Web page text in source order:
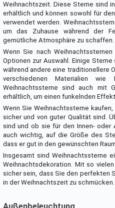
Weihnachtszeit. Diese Sterne sind
erhältlich und können sowohl für
verwendet werden.
um das Zuhause während der
gemütliche Atmosphäre zu schaffen.
Wenn Sie nach
Optionen zur Auswahl. Einige
während andere eine traditionellere
verschiedenen Materialien
Weihnachtssterne sind auch mit
erhältlich, um einen funkelnden
Wenn Sie Weihnachtssterne
sicher und von guter Qualität sind.
sind und ob sie für den Innen-
auch wichtig, auf die Größe des
dass er gut in den gewünschten
Insgesamt sind Weihnachtssterne
Weihnachtsdekoration. Mit so
sicher sein, dass Sie den perfekten
in der Weihnachtszeit zu schmücken.